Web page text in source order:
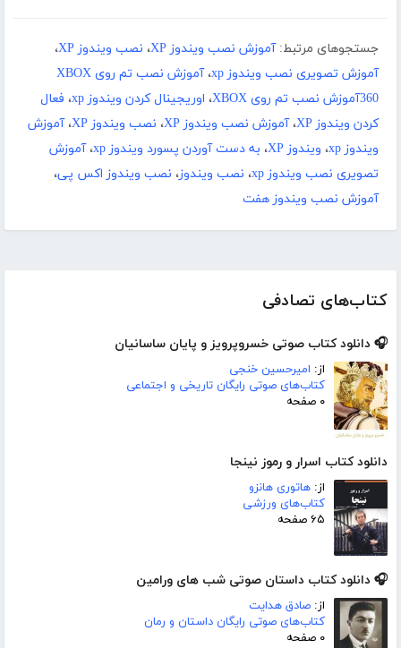
کتاب‌های تصادفی
🎧 دانلود کتاب صوتی خسروپرویز و پایان ساسانیان
از: امیرحسین خنجی
کتاب‌های صوتی رایگان تاریخی و اجتماعی
۰ صفحه
دانلود کتاب اسرار و رموز نینجا
از: هاتوری هانزو
کتاب‌های ورزشی
۶۵ صفحه
🎧 دانلود کتاب داستان صوتی شب های ورامین
از: صادق هدایت
کتاب‌های صوتی رایگان داستان و رمان
۰ صفحه
جستجوهای مرتبط: آموزش نصب ویندوز XP ، نصب ویندوز XP
،
آموزش تصویری نصب ویندوز xp
،
آموزش نصب تم روی XBOX
360آموزش نصب تم روی XBOX
، اوریجینال کردن ویندوز xp ، فعال
کردن ویندوز XP
،آموزش نصب ویندوز XP ، نصب ویندوز XP ،آموزش
ویندوز xp
، ویندوز XP ، به دست آوردن پسورد ویندوز xp ،آموزش
تصویری نصب ویندوز xp
، نصب ویندوز، نصب ویندوز اکس پی،
آموزش نصب ویندوز هفت